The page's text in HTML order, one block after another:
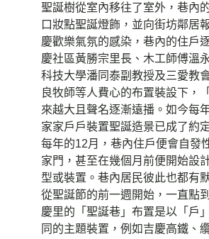
聖誕樹從室內移往了室外，巷內
口妝點聖誕燈飾，並向街坊鄰居
慶歡樂氣氛的感染，巷內的住戶
慶社區黃勝宗里長、木工師傅溫
科技大學潘同泰副教授及三愛教
良牧師等人費心的布置裝設下，
來越大且聲名逐漸遠播。如今每
家家戶戶裝置聖誕造景已成了約
每年的12月，巷內住戶便會自發
家門，甚至在幾個月前便開始設
型或裝置。巷內居民彼此也都有
從聖誕節的前一週開始，一直點
慶里的「聖誕巷」布置是以「戶
同的主題裝置，例如吉慶高鐵、